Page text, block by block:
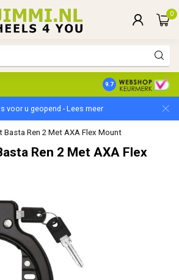
0
2 Jaar Garantie
9.7
voor u geopend - Lees meer
Basta Ren 2 Met AXA Flex Mount
Ren 2 Met AXA Flex